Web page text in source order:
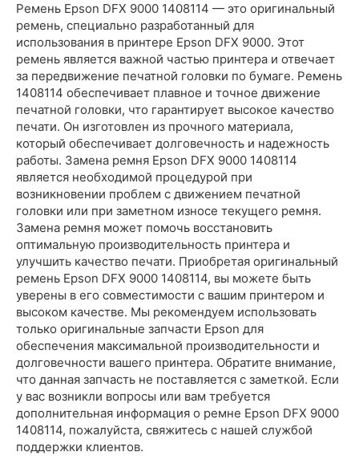
Ремень Epson DFX 9000 1408114 — это оригинальный
ремень, специально разработанный для
использования в принтере Epson DFX 9000. Этот
ремень является важной частью принтера и отвечает
за передвижение печатной головки по бумаге. Ремень
1408114 обеспечивает плавное и точное движение
печатной головки, что гарантирует высокое качество
печати. Он изготовлен из прочного материала,
который обеспечивает долговечность и надежность
работы. Замена ремня Epson DFX 9000 1408114
является необходимой процедурой при
возникновении проблем с движением печатной
головки или при заметном износе текущего ремня.
Замена ремня может помочь восстановить
оптимальную производительность принтера и
улучшить качество печати. Приобретая оригинальный
ремень Epson DFX 9000 1408114, вы можете быть
уверены в его совместимости с вашим принтером и
высоком качестве. Мы рекомендуем использовать
только оригинальные запчасти Epson для
обеспечения максимальной производительности и
долговечности вашего принтера. Обратите внимание,
что данная запчасть не поставляется с заметкой. Если
у вас возникли вопросы или вам требуется
дополнительная информация о ремне Epson DFX 9000
1408114, пожалуйста, свяжитесь с нашей службой
поддержки клиентов.